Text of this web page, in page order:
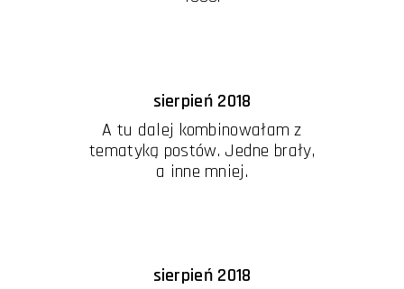
sierpień 2018
A tu dalej kombinowałam z
tematyką postów. Jedne brały,
a inne mniej.
sierpień 2018